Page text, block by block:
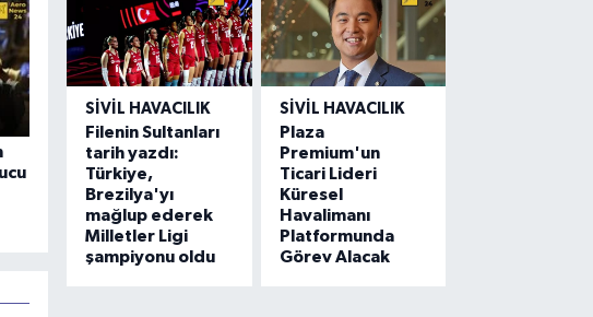
SIVIL HAVACILIK
Filenin Sultanları
tarih yazdı:
Türkiye,
Brezilya'yı
mağlup ederek
Milletler Ligi
şampiyonu oldu
SIVIL HAVACILIK
Plaza
Premium'un
Ticari Lideri
Küresel
Havalimanı
Platformunda
Görev Alacak